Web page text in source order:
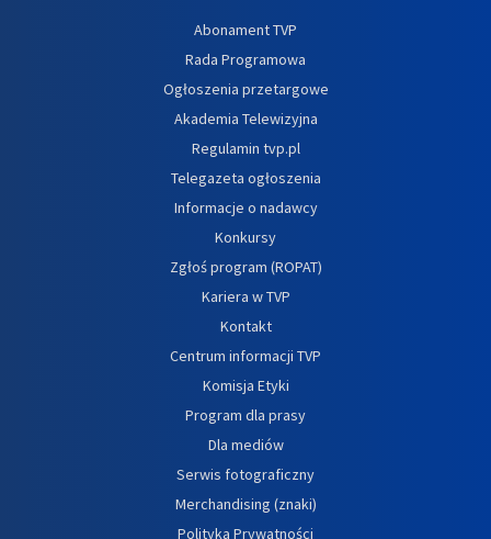
Abonament TVP
Rada Programowa
Ogłoszenia przetargowe
Akademia Telewizyjna
Regulamin tvp.pl
Telegazeta ogłoszenia
Informacje o nadawcy
Konkursy
Zgłoś program (ROPAT)
Kariera w TVP
Kontakt
Centrum informacji TVP
Komisja Etyki
Program dla prasy
Dla mediów
Serwis fotograficzny
Merchandising (znaki)
Polityka Prywatności